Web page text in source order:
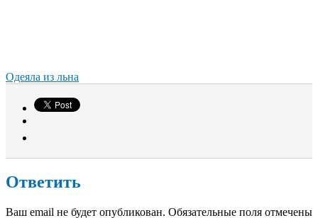
Одеяла из льна
Ответить
Ваш email не будет опубликован. Обязательные поля отмечены